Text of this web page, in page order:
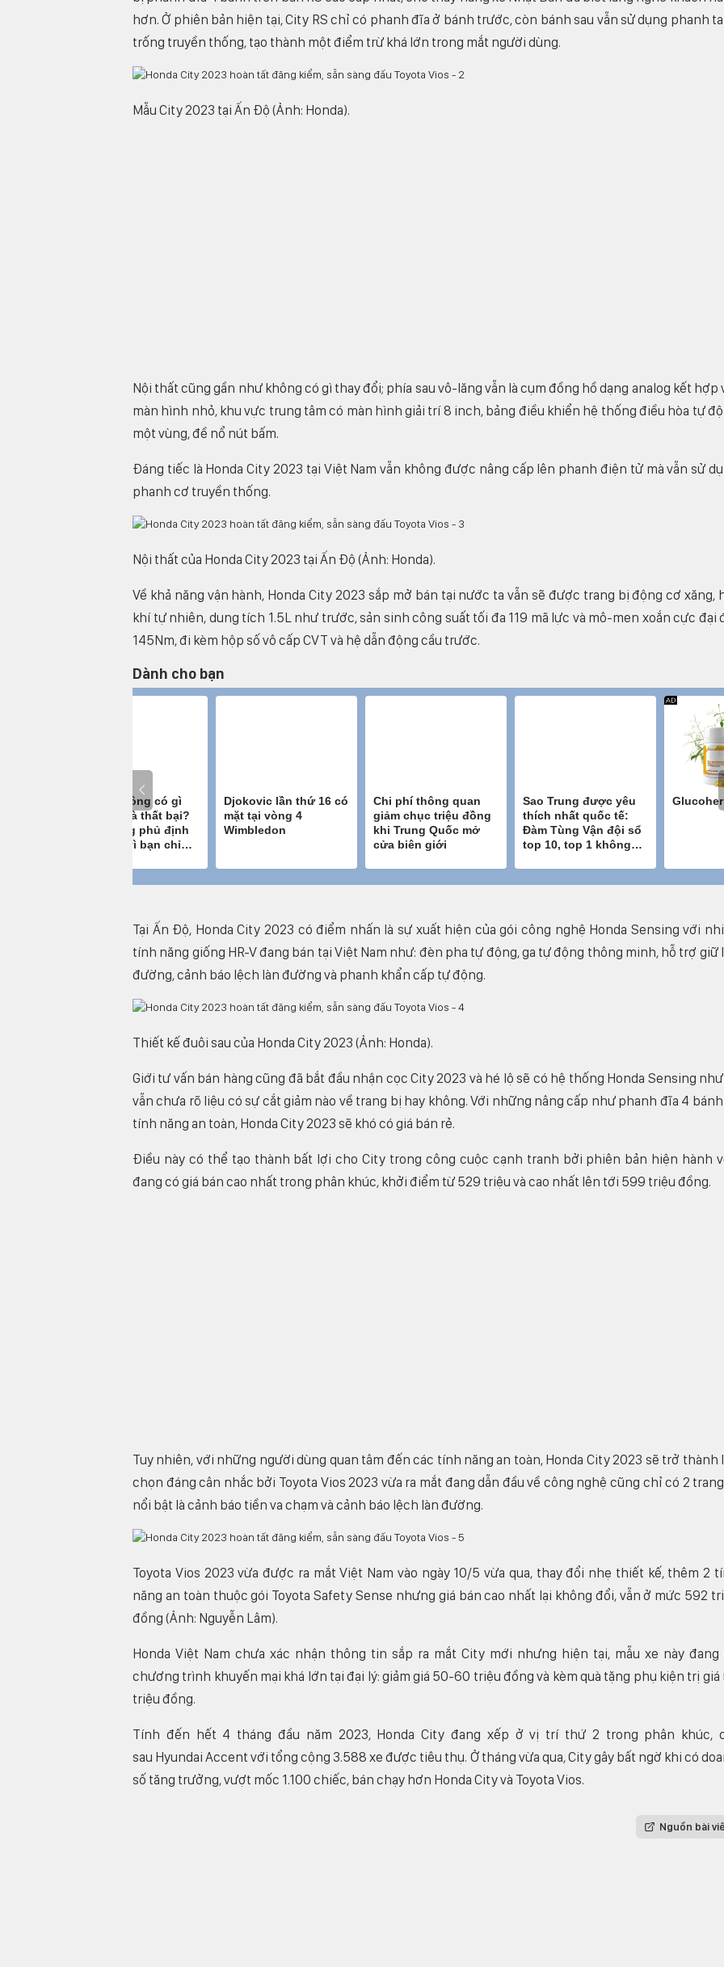
hơn. Ở phiên bản hiện tại, City RS chỉ có phanh đĩa ở bánh trước, còn bánh sau vẫn sử dụng phanh
trống truyền thống, tạo thành một điểm trừ khá lớn trong mắt người dùng.
Mẫu City 2023 tại Ấn Độ (Ảnh: Honda).
Nội thất cũng gần như không có gì thay đổi; phía sau vô-lăng vẫn là cụm đồng hồ dạng analog kết hợp
màn hình nhỏ, khu vực trung tâm có màn hình giải trí 8 inch, bảng điều khiển hệ thống điều hòa tự
một vùng, đề nổ nút bấm.
Đáng tiếc là Honda City 2023 tại Việt Nam vẫn không được nâng cấp lên phanh điện tử mà vẫn sử
phanh cơ truyền thống.
Nội thất của Honda City 2023 tại Ấn Độ (Ảnh: Honda).
Về khả năng vận hành, Honda City 2023 sắp mở bán tại nước ta vẫn sẽ được trang bị động cơ xăng,
khí tự nhiên, dung tích 1.5L như trước, sản sinh công suất tối đa 119 mã lực và mô-men xoắn cực đại
145Nm, đi kèm hộp số vô cấp CVT và hệ dẫn động cầu trước.
Dành cho bạn
Tại Ấn Độ, Honda City 2023 có điểm nhấn là sự xuất hiện của gói công nghệ Honda Sensing với
tính năng giống HR-V đang bán tại Việt Nam như: đèn pha tự động, ga tự động thông minh, hỗ trợ giữ
đường, cảnh báo lệch làn đường và phanh khẩn cấp tự động.
Thiết kế đuôi sau của Honda City 2023 (Ảnh: Honda).
Giới tư vấn bán hàng cũng đã bắt đầu nhận cọc City 2023 và hé lộ sẽ có hệ thống Honda Sensing
vẫn chưa rõ liệu có sự cắt giảm nào về trang bị hay không. Với những nâng cấp như phanh đĩa 4 bánh
tính năng an toàn, Honda City 2023 sẽ khó có giá bán rẻ.
Điều này có thể tạo thành bất lợi cho City trong công cuộc cạnh tranh bởi phiên bản hiện hành
đang có giá bán cao nhất trong phân khúc, khởi điểm từ 529 triệu và cao nhất lên tới 599 triệu đồng.
Tuy nhiên, với những người dùng quan tâm đến các tính năng an toàn, Honda City 2023 sẽ trở thành
chọn đáng cân nhắc bởi Toyota Vios 2023 vừa ra mắt đang dẫn đầu về công nghệ cũng chỉ có 2
nổi bật là cảnh báo tiền va chạm và cảnh báo lệch làn đường.
Toyota Vios 2023 vừa được ra mắt Việt Nam vào ngày 10/5 vừa qua, thay đổi nhẹ thiết kế, thêm 2
năng an toàn thuộc gói Toyota Safety Sense nhưng giá bán cao nhất lại không đổi, vẫn ở mức 592
đồng (Ảnh: Nguyễn Lâm).
Honda Việt Nam chưa xác nhận thông tin sắp ra mắt City mới nhưng hiện tại, mẫu xe này đang
chương trình khuyến mại khá lớn tại đại lý: giảm giá 50-60 triệu đồng và kèm quà tặng phụ kiện trị giá
triệu đồng.
Tính đến hết 4 tháng đầu năm 2023, Honda City đang xếp ở vị trí thứ 2 trong phân khúc,
sau Hyundai Accent với tổng cộng 3.588 xe được tiêu thụ. Ở tháng vừa qua, City gây bất ngờ khi có
số tăng trưởng, vượt mốc 1.100 chiếc, bán chạy hơn Honda City và Toyota Vios.
Nguồn bài